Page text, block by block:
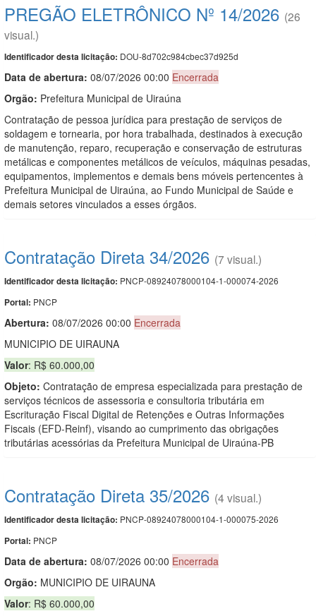
PREGÃO ELETRÔNICO Nº 14/2026 (26
visual.)
Identificador desta licitação: DOU-8d702c984cbec37d925d
Data de abertura: 08/07/2026 00:00 Encerrada
Orgão: Prefeitura Municipal de Uiraúna
Contratação de pessoa jurídica para prestação de serviços de
soldagem e tornearia, por hora trabalhada, destinados à execução
de manutenção, reparo, recuperação e conservação de estruturas
metálicas e componentes metálicos de veículos, máquinas pesadas,
equipamentos, implementos e demais bens móveis pertencentes à
Prefeitura Municipal de Uiraúna, ao Fundo Municipal de Saúde e
demais setores vinculados a esses órgãos.
Contratação Direta 34/2026 (7 visual.)
Identificador desta licitação: PNCP-08924078000104-1-000074-2026
Portal: PNCP
Abertura: 08/07/2026 00:00 Encerrada
MUNICIPIO DE UIRAUNA
Valor: R$ 60.000,00
Objeto: Contratação de empresa especializada para prestação de
serviços técnicos de assessoria e consultoria tributária em
Escrituração Fiscal Digital de Retenções e Outras Informações
Fiscais (EFD-Reinf), visando ao cumprimento das obrigações
tributárias acessórias da Prefeitura Municipal de Uiraúna-PB
Contratação Direta 35/2026 (4 visual.)
Identificador desta licitação: PNCP-08924078000104-1-000075-2026
Portal: PNCP
Data de abertura: 08/07/2026 00:00 Encerrada
Orgão: MUNICIPIO DE UIRAUNA
Valor: R$ 60.000,00